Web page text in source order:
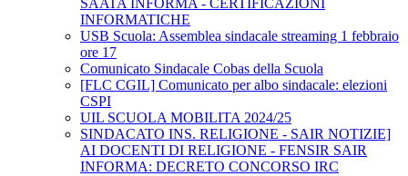
SAATA INFORMA - CERTIFICAZIONI
INFORMATICHE
USB Scuola: Assemblea sindacale streaming 1 febbraio
ore 17
Comunicato Sindacale Cobas della Scuola
[FLC CGIL] Comunicato per albo sindacale: elezioni
CSPI
UIL SCUOLA MOBILITA 2024/25
SINDACATO INS. RELIGIONE - SAIR NOTIZIE]
AI DOCENTI DI RELIGIONE - FENSIR SAIR
INFORMA: DECRETO CONCORSO IRC